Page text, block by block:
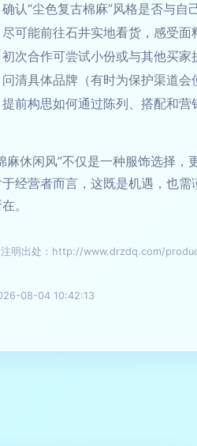
确认“尘色复古棉麻”风格是否与自
尽可能前往石井实地看货，感受
次合作可尝试小份或与其他买家
问清具体品牌（有时为保护渠道
提前构思如何通过陈列、搭配和
麻休闲风”不仅是一种服饰选择
经营者而言，这既是机遇，也
。
注明出处：http://www.drzdq.com/
08-04 10:42:13